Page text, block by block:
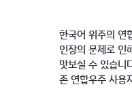
한국어 위주의 연
인장의 문제로 인
맛보실 수 있습니
존 연합우주 사용